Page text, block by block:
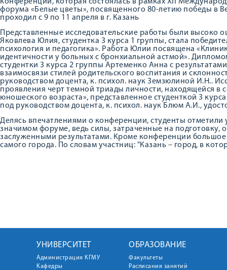
форума «Белые цветы», посвященного 80-летию победы в
проходил с 9 по 11 апреля в г. Казань
Представленные исследовательские работы были высоко
Яковлева Юлия, студентка 3 курса 1 группы, стала
психология и педагогика». Работа Юлии посвящена
идентичности у больных с бронхиальной астмой».
студентки 3 курса 2 группы Артеменко Анна с
взаимосвязи стилей родительского воспитания и
руководством доцента, к. психол. наук Земзюлиной И.Н..
проявления черт темной триады личности, находящейся в
юношеского возраста», представленное студенткой 3
под руководством доцента, к. психол. наук Блюм А.И.,
Делясь впечатлениями о конференции, студенты отметили
значимом форуме, ведь силы, затраченные на
заслуженными результатами. Кроме конференции
самого города. По словам участниц: "Казань – город, в
УНИВЕРСИТЕТ
Администрация КГМУ
Кафедры
ОБРАЗОВАНИЕ
Факультеты
Расписания занятий